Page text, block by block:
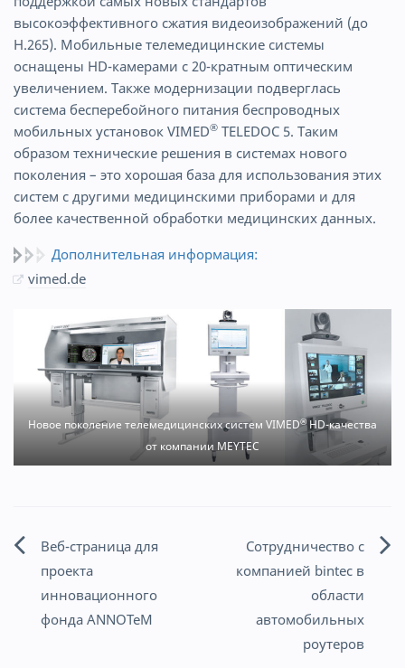
высокоэффективного сжатия видеоизображений (до
H.265). Мобильные телемедицинские системы
оснащены HD-камерами с 20-кратным оптическим
увеличением. Также модернизации подверглась
система бесперебойного питания беспроводных
мобильных установок VIMED® TELEDOC 5. Таким
образом технические решения в системах нового
поколения – это хорошая база для использования этих
систем с другими медицинскими приборами и для
более качественной обработки медицинских данных.
Дополнительная информация:
vimed.de
Новое поколение телемедицинских систем VIMED®HD-качества
от компании MEYTEC
Навигация
по
Веб-страница для
проекта
инновационного
фонда ANNOTeM
Сотрудничество с
компанией bintec в
области
автомобильных
роутеров